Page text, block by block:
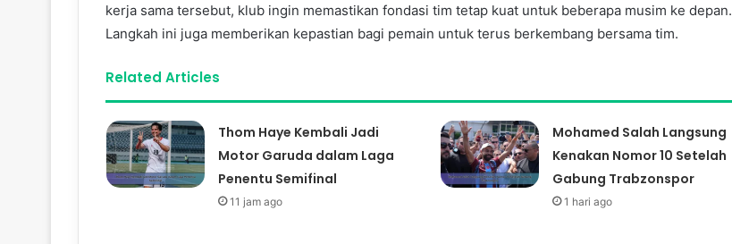
kerja sama tersebut, klub ingin memastikan fondasi tim tetap kuat untuk beberapa musim ke depan.
Langkah ini juga memberikan kepastian bagi pemain untuk terus berkembang bersama tim.
Related Articles
Thom Haye Kembali Jadi
Motor Garuda dalam Laga
Penentu Semifinal
11 jam ago
Mohamed Salah Langsung
Kenakan Nomor 10 Setelah
Gabung Trabzonspor
1 hari ago